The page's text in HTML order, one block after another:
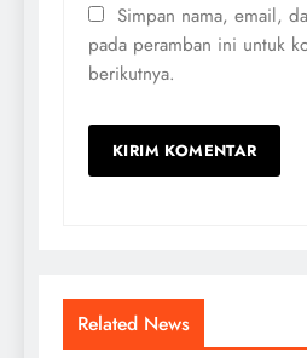
Simpan nama, email,
pada peramban ini untuk
berikutnya.
Related News